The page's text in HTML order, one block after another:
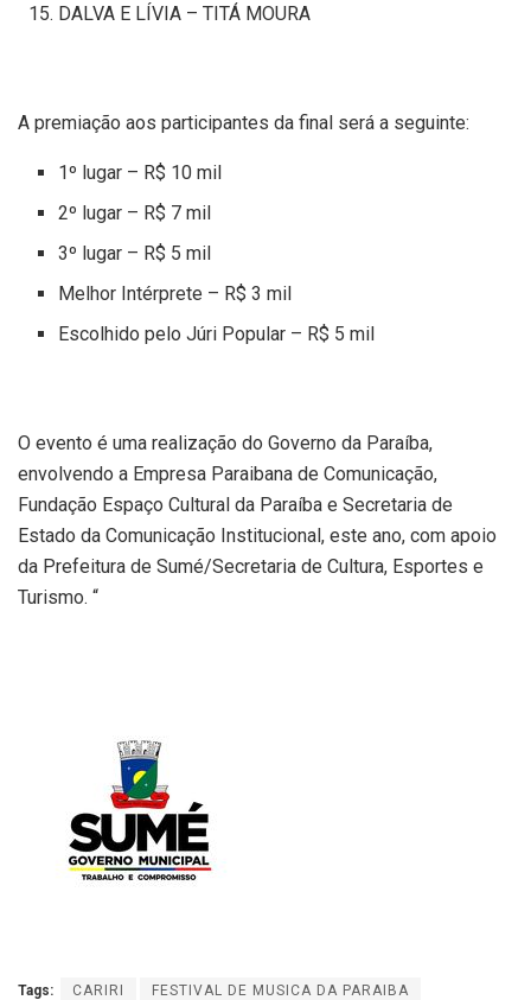
DALVA E LÍVIA – TITÁ MOURA
A premiação aos participantes da final será a seguinte:
1º lugar – R$ 10 mil
2º lugar – R$ 7 mil
3º lugar – R$ 5 mil
Melhor Intérprete – R$ 3 mil
Escolhido pelo Júri Popular – R$ 5 mil
O evento é uma realização do Governo da Paraíba,
envolvendo a Empresa Paraibana de Comunicação,
Fundação Espaço Cultural da Paraíba e Secretaria de
Estado da Comunicação Institucional, este ano, com apoio
da Prefeitura de Sumé/Secretaria de Cultura, Esportes e
Turismo. “
Tags: CARIRI FESTIVAL DE MUSICA DA PARAIBA